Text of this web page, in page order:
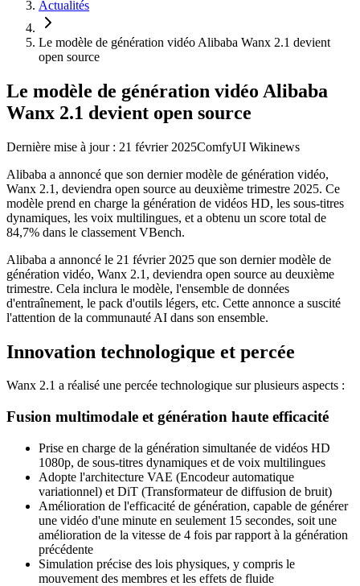
Actualités
Le modèle de génération vidéo Alibaba Wanx 2.1 devient
open source
Le modèle de génération vidéo Alibaba
Wanx 2.1 devient open source
Dernière mise à jour : 21 février 2025ComfyUI Wikinews
Alibaba a annoncé que son dernier modèle de génération vidéo,
Wanx 2.1, deviendra open source au deuxième trimestre 2025. Ce
modèle prend en charge la génération de vidéos HD, les sous-titres
dynamiques, les voix multilingues, et a obtenu un score total de
84,7% dans le classement VBench.
Alibaba a annoncé le 21 février 2025 que son dernier modèle de
génération vidéo, Wanx 2.1, deviendra open source au deuxième
trimestre. Cela inclura le modèle, l'ensemble de données
d'entraînement, le pack d'outils légers, etc. Cette annonce a suscité
l'attention de la communauté AI dans son ensemble.
Innovation technologique et percée
Wanx 2.1 a réalisé une percée technologique sur plusieurs aspects :
Fusion multimodale et génération haute efficacité
Prise en charge de la génération simultanée de vidéos HD
1080p, de sous-titres dynamiques et de voix multilingues
Adopte l'architecture VAE (Encodeur automatique
variationnel) et DiT (Transformateur de diffusion de bruit)
Amélioration de l'efficacité de génération, capable de générer
une vidéo d'une minute en seulement 15 secondes, soit une
amélioration de la vitesse de 4 fois par rapport à la génération
précédente
Simulation précise des lois physiques, y compris le
mouvement des membres et les effets de fluide